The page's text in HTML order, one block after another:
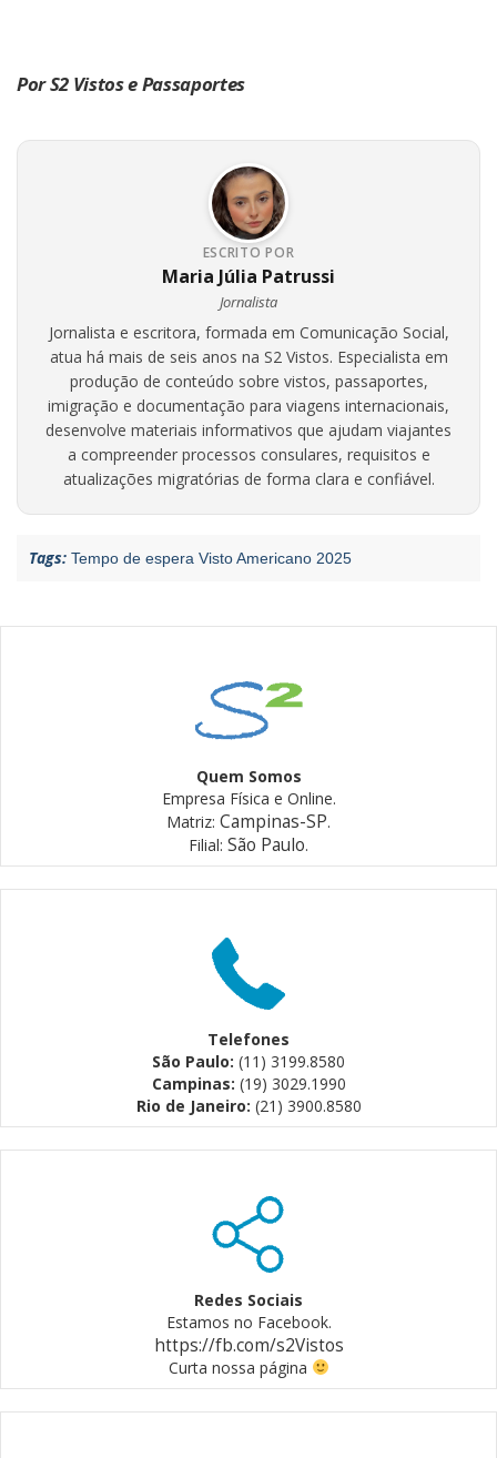
Por S2 Vistos e Passaportes
ESCRITO POR
Maria Júlia Patrussi
Jornalista
Jornalista e escritora, formada em Comunicação Social,
atua há mais de seis anos na S2 Vistos. Especialista em
produção de conteúdo sobre vistos, passaportes,
imigração e documentação para viagens internacionais,
desenvolve materiais informativos que ajudam viajantes
a compreender processos consulares, requisitos e
atualizações migratórias de forma clara e confiável.
Tags: Tempo de espera Visto Americano 2025
Quem Somos
Empresa Física e Online.
Matriz: Campinas-SP.
Filial: São Paulo.
Telefones
São Paulo: (11) 3199.8580
Campinas: (19) 3029.1990
Rio de Janeiro: (21) 3900.8580
Redes Sociais
Estamos no Facebook.
https://fb.com/s2Vistos
Curta nossa página